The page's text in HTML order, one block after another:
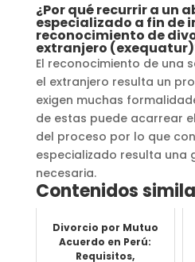
¿Por qué recurrir a un
especializado a fin de
reconocimiento de
extranjero
El reconocimiento de una
el extranjero resulta un
exigen muchas
de estas puede acarrear
del proceso por lo que
especializado resulta una
necesaria.
Contenidos
Divorcio por Mutuo
Acuerdo en Perú:
Requisitos,